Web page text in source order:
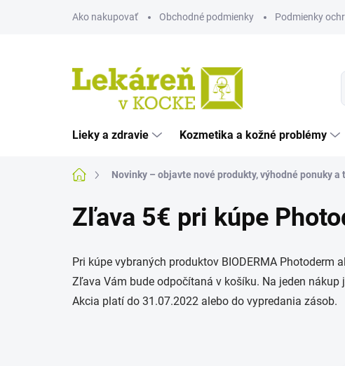
Ako nakupovať Obchodné podmienky Podmienky
Lieky a zdravie Kozmetika a kožné problémy
DomovNovinky – objavte nové produkty, výhodné ponuky a
Zľava 5€ pri kúpe
Pri kúpe vybraných produktov BIODERMA Photoderm
Zľava Vám bude odpočítaná v košíku. Na jeden nákup
Akcia platí do 31.07.2022 alebo do vypredania zásob.